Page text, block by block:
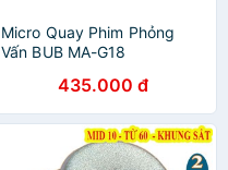
Micro Quay Phim Phỏng
Vấn BUB MA-G18
435.000 đ